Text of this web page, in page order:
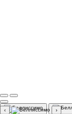
‹ ›